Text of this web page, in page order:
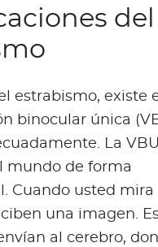
del
estrabismo, existe
binocular única
La
mundo de forma
Cuando usted mira
una imagen.
al cerebro,